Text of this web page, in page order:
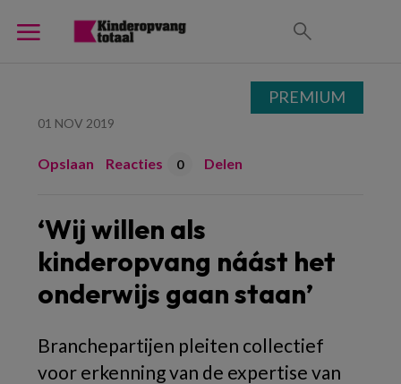
01 NOV 2019
Opslaan Reacties 0 Delen
‘Wij willen als
kinderopvang náást het
onderwijs gaan staan’
Branchepartijen pleiten collectief
voor erkenning van de expertise van
PREMIUM